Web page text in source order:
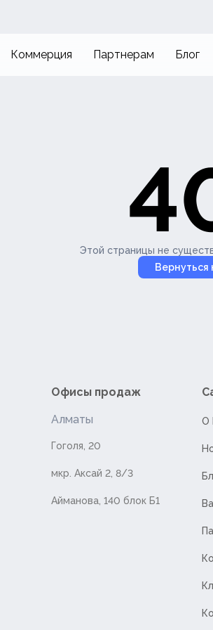
Коммерция Партнерам Блог
Этой страницы не
Вернуться
Офисы продаж
Алматы
Гоголя, 20
мкр. Аксай 2, 8/3
Айманова, 140 блок Б1
О